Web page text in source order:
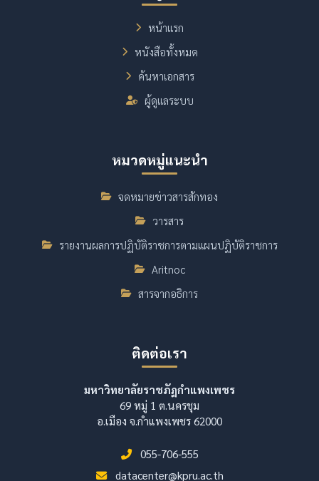
หน้าแรก
หนังสือทั้งหมด
ค้นหาเอกสาร
ผู้ดูแลระบบ
หมวดหมู่แนะนำ
จดหมายข่าวสารสักทอง
วารสาร
รายงานผลการปฏิบัติราชการตามแผนปฏิบัติราชการ
Aritnoc
สารจากอธิการ
ติดต่อเรา
มหาวิทยาลัยราชภัฏกำแพงเพชร
69 หมู่ 1 ต.นครชุม
อ.เมือง จ.กำแพงเพชร 62000
055-706-555
datacenter@kpru.ac.th